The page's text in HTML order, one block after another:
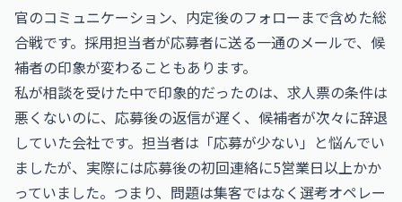
官のコミュニケーション、内定後のフォローまで含めた総
合戦です。採用担当者が応募者に送る一通のメールで、候
補者の印象が変わることもあります。
私が相談を受けた中で印象的だったのは、求人票の条件は
悪くないのに、応募後の返信が遅く、候補者が次々に辞退
していた会社です。担当者は「応募が少ない」と悩んでい
ましたが、実際には応募後の初回連絡に5営業日以上かか
っていました。つまり、問題は集客ではなく選考オペレー